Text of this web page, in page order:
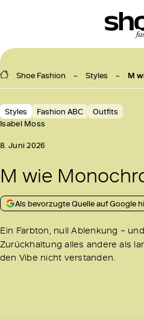
Shoe Fashion Styles M
Styles Fashion ABC
Outfits
Isabel Moss
8. Juni 2026
M wie
Als bevorzugte Quelle auf Google
Ein Farbton, null Ablenkung –
Zurückhaltung alles andere als
den Vibe nicht verstanden.